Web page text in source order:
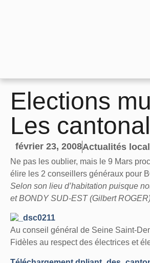
Elections
Les
février 23, 2008Actualités
Ne pas les oublier, mais le 9 Mars
élire les 2 conseillers généraux pour
Selon son lieu d’habitation puisque
et BONDY SUD-EST (Gilbert
Au conseil général de Seine Saint-
Fidèles au respect des électrices et